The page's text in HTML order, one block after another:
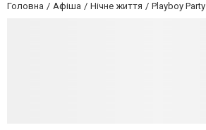
Головна Афіша Нічне життя Playboy Party